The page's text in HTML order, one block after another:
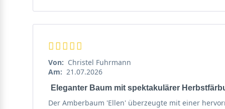
Liquidambar formosana ’Ellen‘ bildet im Mai
Kapselfrucht schmückt den Baum bis in den Winter
Im Herbst bilden sich die Kapselfrüchte des
leichte Stacheln und wirken sehr apart. Sie bleiben
Von: Christel Fuhrmann
Am: 21.07.2026
Eleganter Baum mit spektakulärer
Der Amberbaum 'Ellen' überzeugte mit einer